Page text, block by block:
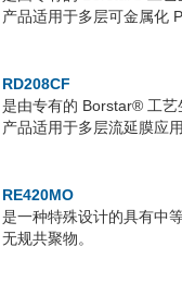
产品适用于多层可金属化
RD208CF
是由专有的 Borstar® 工艺
产品适用于多层流延膜应
RE420MO
是一种特殊设计的具有中
无规共聚物。